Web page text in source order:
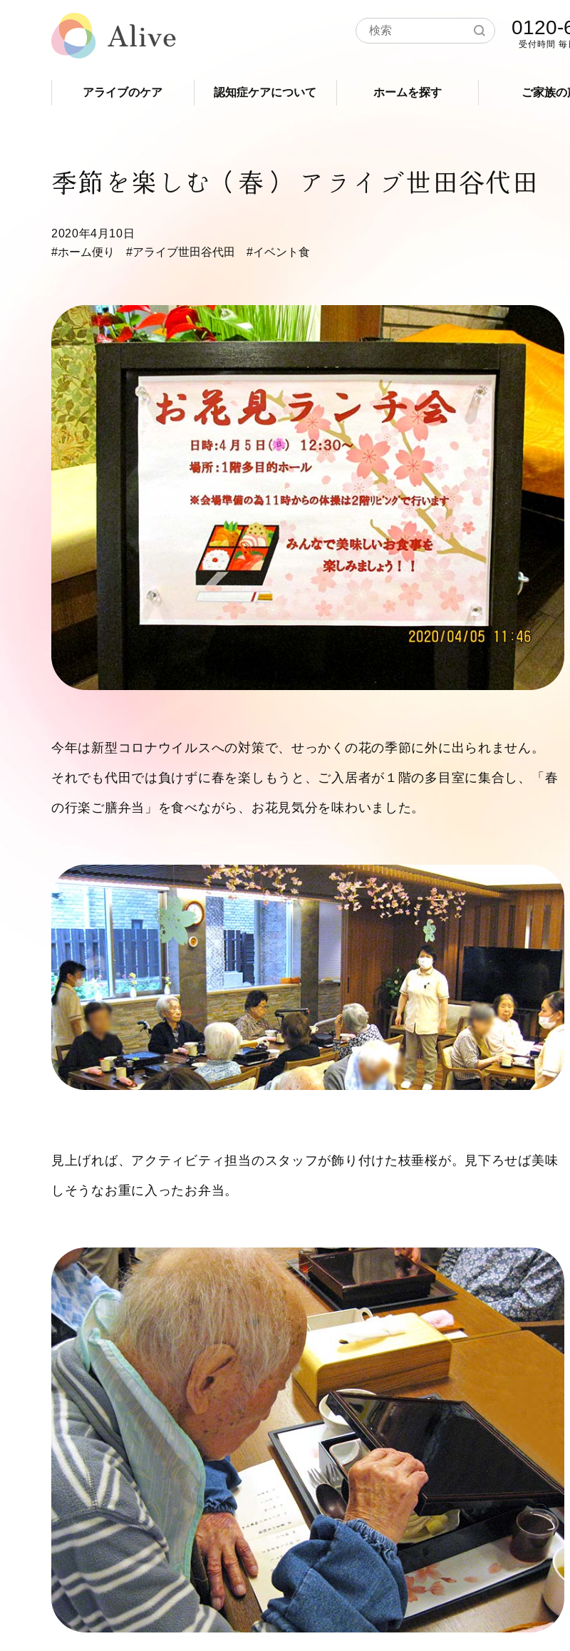
0120-
受付時間
アライブのケア 認知症ケアについて ホームを探す ご家族の
季節を楽しむ（春） アライブ世田谷代田
2020年4月10日
#ホーム便り
#アライブ世田谷代田 #イベント食
今年は新型コロナウイルスへの対策で、せっかくの花の季節に外に出られません。
それでも代田では負けずに春を楽しもうと、ご入居者が１階の多目室に集合し、「春
の行楽ご膳弁当」を食べながら、お花見気分を味わいました。
見上げれば、アクティビティ担当のスタッフが飾り付けた枝垂桜が。見下ろせば美味
しそうなお重に入ったお弁当。